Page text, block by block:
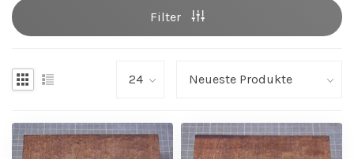
Filter